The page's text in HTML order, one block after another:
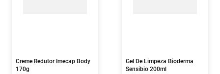
Creme Redutor Imecap Body
170g
Gel De Limpeza Bioderma
Sensibio 200ml